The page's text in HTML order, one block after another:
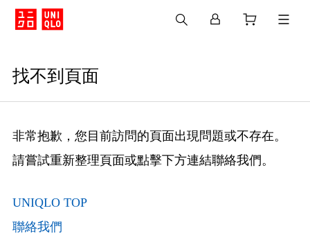
找不到頁面
非常抱歉，您目前訪問的頁面出現問題或不存在。
請嘗試重新整理頁面或點擊下方連結聯絡我們。
UNIQLO TOP
聯絡我們